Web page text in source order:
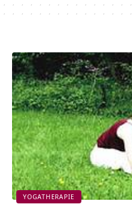
YOGATHERAPIE